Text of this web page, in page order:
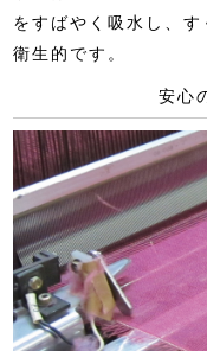
をすばやく吸水し、す
衛生的です。
安心